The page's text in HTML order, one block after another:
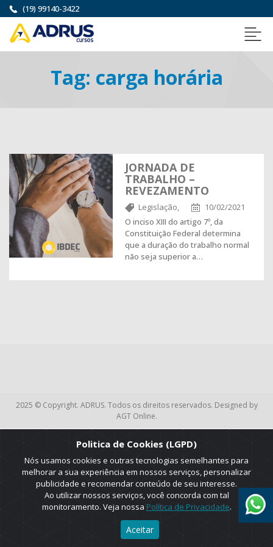
(19) 99140-3422
Tag: carga horária
JORNADA DE
TRABALHO –
REVEZAMENTO
Legislação,
10/02/2021
O inciso XIII do artigo 7º, da
Constituição Federal determina
que a duração do trabalho normal
não seja superior a…
2025 © Copyright. ADRUS. Todos os direitos reservados. Designed by
AGT Online.
Politica de Cookies (LGPD)
Nós usamos cookies e outras tecnologias semelhantes para
melhorar a sua experiência em nossos serviços, personalizar
publicidade e recomendar conteúdo de seu interesse.
Ao utilizar nossos serviços, você concorda com tal
monitoramento. Veja nossa Política de Privacidade.
Aceitar